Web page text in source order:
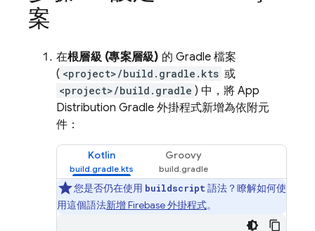
案
在根層級 (專案層級) 的 Gradle 檔案
( <project>/build.gradle.kts 或
<project>/build.gradle ) 中，將 App
Distribution Gradle 外掛程式新增為依附元
件：
Kotlin Groovy
您是否仍在使用 buildscript 語法？瞭解如何使
用這個語法新增 Firebase 外掛程式。